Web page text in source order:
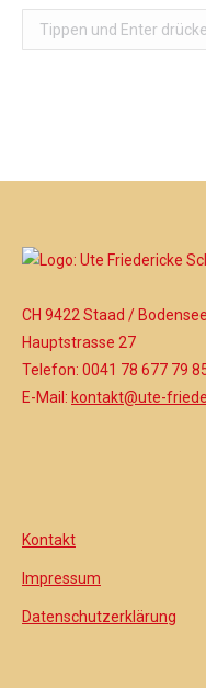
Search:
CH 9422 Staad / Bodensee
Hauptstrasse 27
Telefon: 0041 78 677 79
E-Mail: kontakt@ute-
Kontakt
Impressum
Datenschutzerklärung